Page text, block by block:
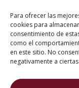
Para ofrecer las
cookies para
consentimiento de
como el
en este sitio. No
negativamente a
9.4/10
basado
Valoraciones